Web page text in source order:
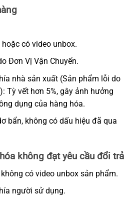
có video unbox.
Đơn Vị Vận Chuyển.
nhà sản xuất (Sản phẩm lỗi do
Tỳ vết hơn 5%, gây ảnh hưởng
dụng của hàng hóa.
bẩn, không có dấu hiệu đã qua
không đạt yêu cầu đổi trả
có video unbox sản phẩm.
người sử dụng.